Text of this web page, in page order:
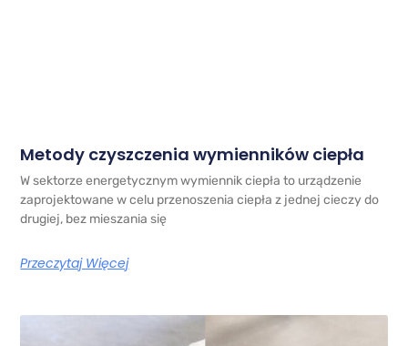
Metody czyszczenia wymienników ciepła
W sektorze energetycznym wymiennik ciepła to urządzenie
zaprojektowane w celu przenoszenia ciepła z jednej cieczy do
drugiej, bez mieszania się
Przeczytaj Więcej